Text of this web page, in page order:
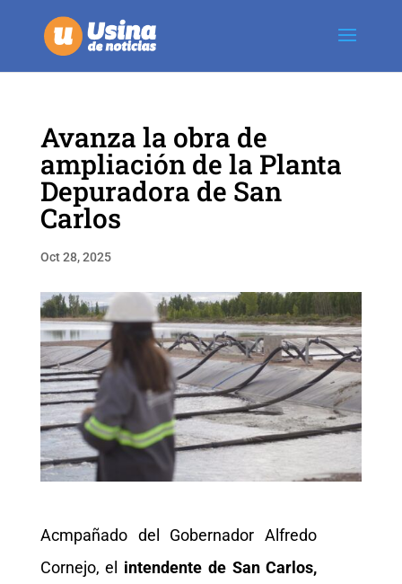
Avanza la obra de
ampliación de la Planta
Depuradora de San
Carlos
Oct 28, 2025
Acmpañado del Gobernador Alfredo
Cornejo, el intendente de San Carlos,